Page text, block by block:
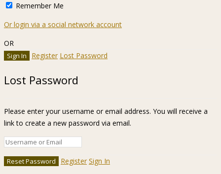
Remember Me
Or login via a social network account
OR
Register Lost Password
Lost Password
Please enter your username or email address. You will receive a
link to create a new password via email.
Register Sign In